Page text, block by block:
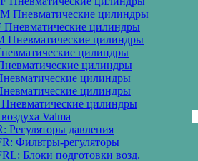
Пневматические цилиндры
Пневматические цилиндры
Пневматические цилиндры
цилиндры
цилиндры
цилиндры
цилиндры
Пневматические цилиндры
Valma
Регуляторы давления
Фильтры-регуляторы
Блоки подготовки возд.